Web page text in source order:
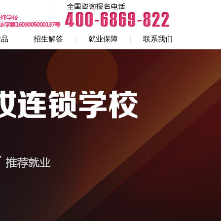
招生解答 就业保障 联系我们